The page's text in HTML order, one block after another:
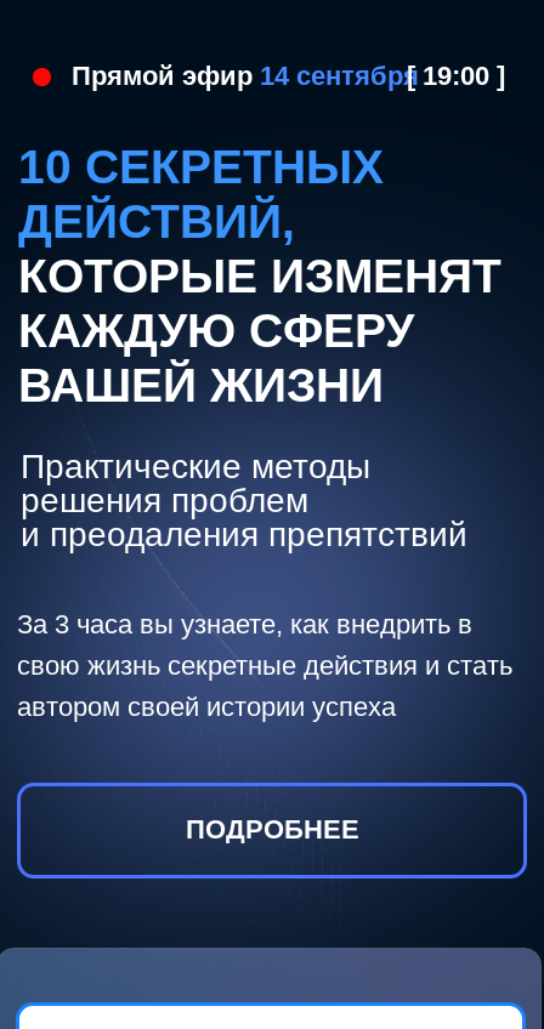
ДЕЙСТВИЙ,
КОТОРЫЕ ИЗМЕНЯТ
КАЖДУЮ СФЕРУ
ВАШЕЙ ЖИЗНИ
Практические методы
решения проблем
и преодаления препятствий
ПОДРОБНЕЕ
свою жизнь секретные действия и стать
автором своей истории успеха